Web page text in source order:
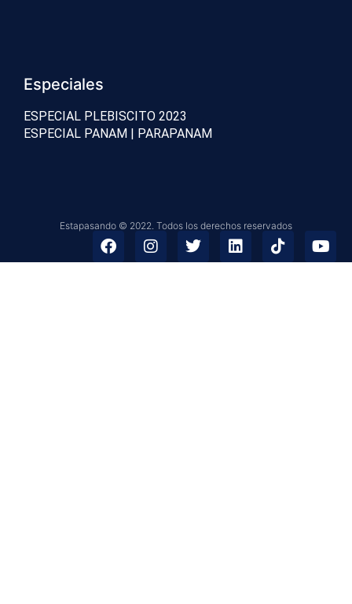
Especiales
ESPECIAL PLEBISCITO 2023
ESPECIAL PANAM | PARAPANAM
Estapasando © 2022. Todos los derechos reservados